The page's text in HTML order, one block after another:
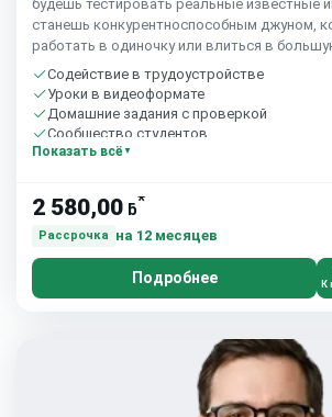
будешь тестировать реальные известные
станешь конкурентноспособным джуном,
работать в одиночку или влиться в
Содействие в трудоустройстве
Уроки в видеоформате
Домашние задания с проверкой
Сообщество студентов
Показать всё
2 580,00 ƃ*
Рассрочка на 12 месяцев
Подробнее К